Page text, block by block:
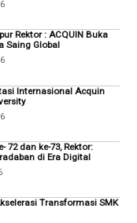
Rektor : ACQUIN Buka
Saing Global
Internasional Acquin
72 dan ke-73, Rektor:
di Era Digital
Transformasi SMK